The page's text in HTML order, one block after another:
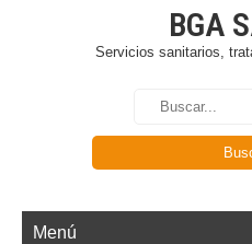
BGA
Servicios sanitarios,
Menú